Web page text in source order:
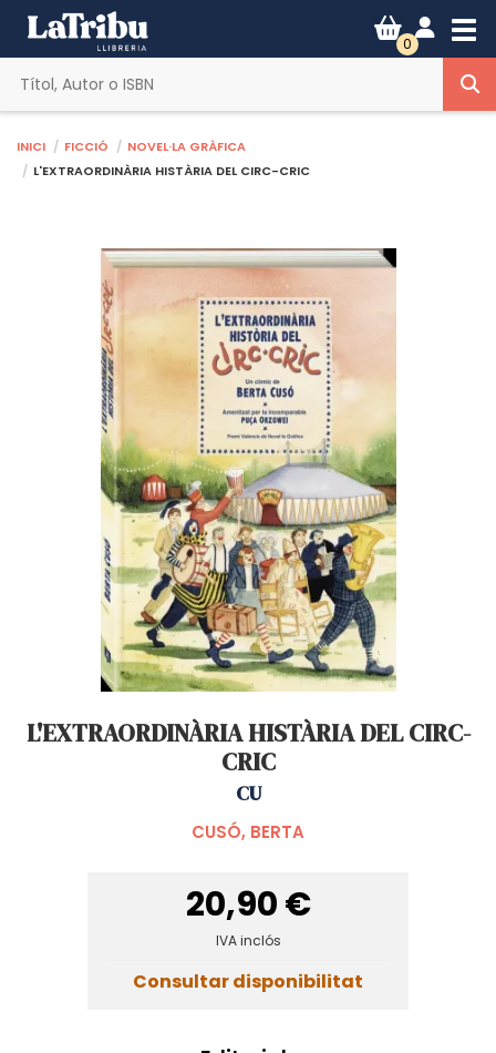
0
Inici Ficció
Novel·la gràfica
L'EXTRAORDINÀRIA HISTÀRIA DEL CIRC-CRIC
L'EXTRAORDINÀRIA HISTÀRIA DEL CIRC-
CRIC
CU
CUSÓ, BERTA
20,90 €
IVA inclós
Consultar disponibilitat